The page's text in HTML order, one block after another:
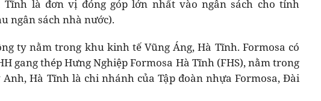
Tĩnh là đơn vị đóng góp lớn nhất vào ngân sách cho tỉnh
ngân sách nhà nước).
ty nằm trong khu kinh tế Vũng Áng, Hà Tĩnh. Formosa có
gang thép Hưng Nghiệp Formosa Hà Tĩnh (FHS), nằm trong
Hà Tĩnh là chi nhánh của Tập đoàn nhựa Formosa, Đài